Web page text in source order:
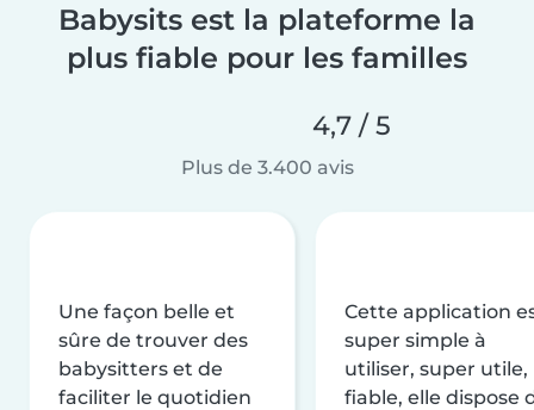
Babysits est la plateforme la
plus fiable pour les familles
4,7 / 5
Plus de 3.400 avis
Une façon belle et
sûre de trouver des
babysitters et de
faciliter le quotidien
Cette application
super simple à
utiliser, super utile,
fiable, elle dispose